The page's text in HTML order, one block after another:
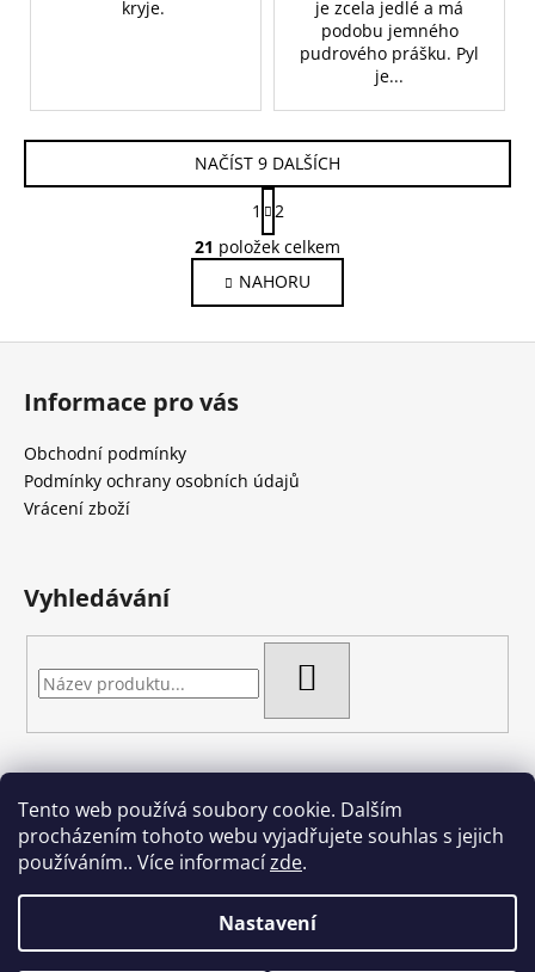
Tento web používá soubory cookie. Dalším
procházením tohoto webu vyjadřujete souhlas s jejich
používáním.. Více informacízde.
Nastavení
kryje.
je zcela jedlé a má
podobu jemného
pudrového prášku. Pyl
je...
O
v
l
á
d
r
v
p
i
NAČÍST 9 DALŠÍCH
S
t
r
á
n
k
1
2
21 položek celkem
NAHORU
Informace pro vás
Obchodní podmínky
Podmínky ochrany osobních údajů
Vrácení zboží
Vyhledávání
Artgel - Facebook skupina
Creativa by Margherita
Crazy Cakes